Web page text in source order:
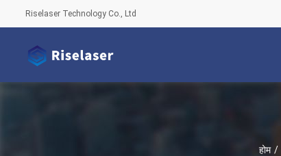
Riselaser Technology Co., Ltd
होम /